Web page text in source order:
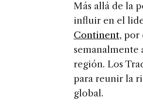
Más allá de la
influir en el
Continent, por
semanalmente
región. Los
para reunir la
global.